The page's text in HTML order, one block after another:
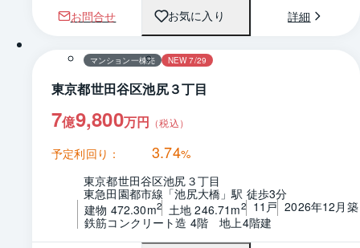
お問合せ お気に入り 詳細
マンション一棟売 NEW 7/29
東京都世田谷区池尻３丁目
7億9,800万円 （税込）
予定利回り： 3.74%
東京都世田谷区池尻３丁目
東急田園都市線「池尻大橋」駅 徒歩3分
建物 472.30m2 土地 246.71m2 11戸 2026年12月築
鉄筋コンクリート造 4階　地上4階建